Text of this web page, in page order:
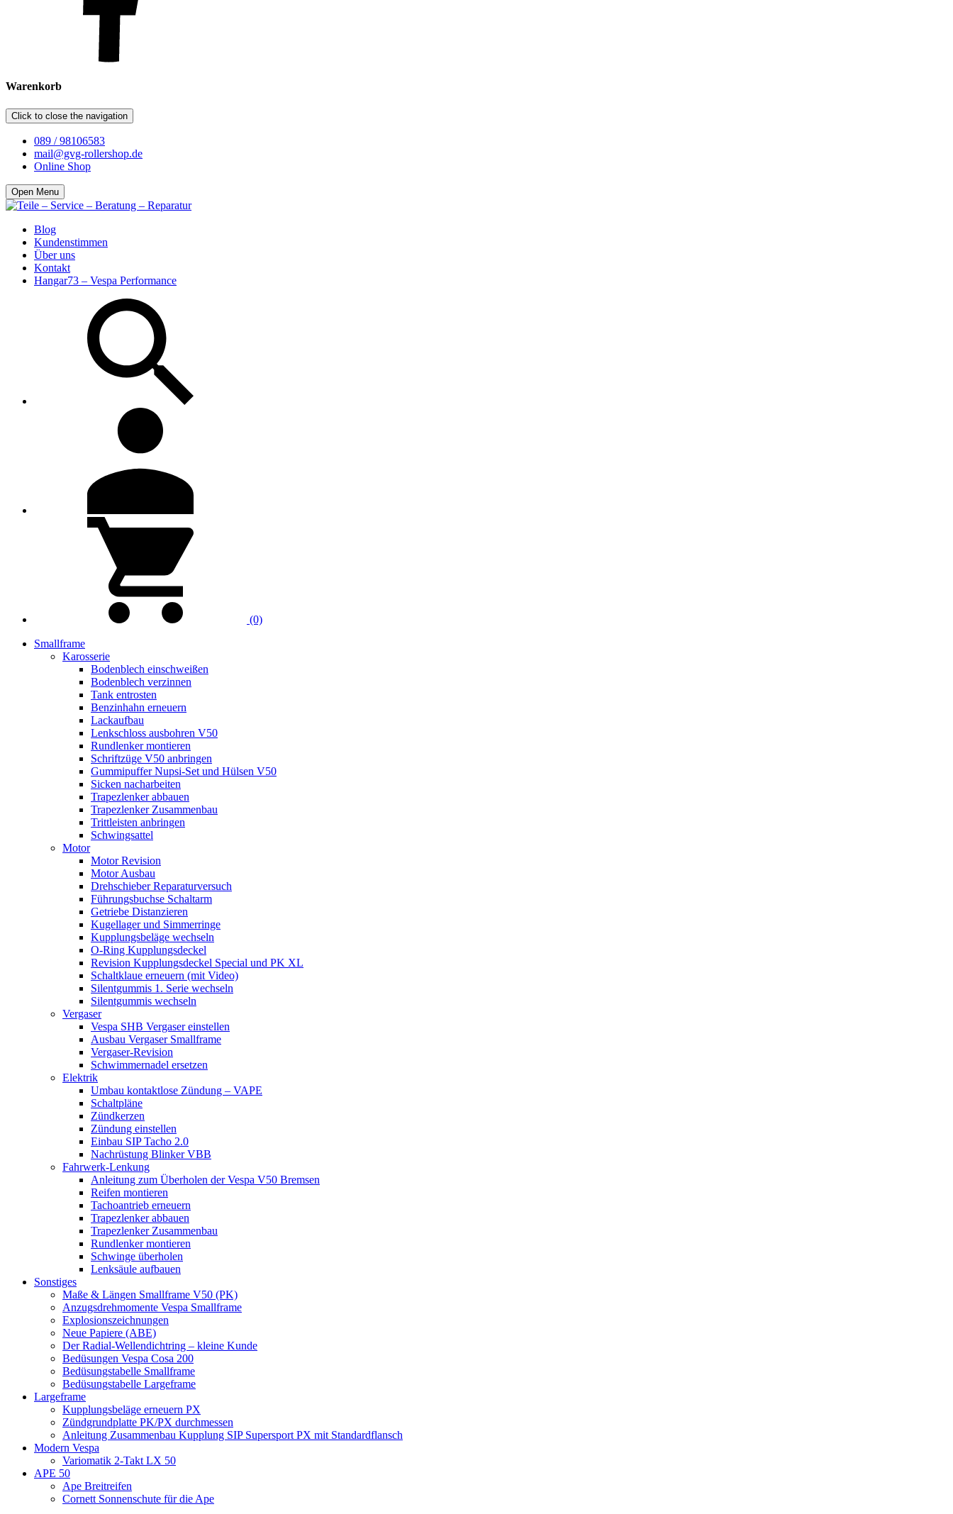
Warenkorb
Click to close the navigation
089 / 98106583
mail@gvg-rollershop.de
Online Shop
Open Menu
Blog
Kundenstimmen
Über uns
Kontakt
Hangar73 – Vespa Performance
(0)
Smallframe
Karosserie
Bodenblech einschweißen
Bodenblech verzinnen
Tank entrosten
Benzinhahn erneuern
Lackaufbau
Lenkschloss ausbohren V50
Rundlenker montieren
Schriftzüge V50 anbringen
Gummipuffer Nupsi-Set und Hülsen V50
Sicken nacharbeiten
Trapezlenker abbauen
Trapezlenker Zusammenbau
Trittleisten anbringen
Schwingsattel
Motor
Motor Revision
Motor Ausbau
Drehschieber Reparaturversuch
Führungsbuchse Schaltarm
Getriebe Distanzieren
Kugellager und Simmerringe
Kupplungsbeläge wechseln
O-Ring Kupplungsdeckel
Revision Kupplungsdeckel Special und PK XL
Schaltklaue erneuern (mit Video)
Silentgummis 1. Serie wechseln
Silentgummis wechseln
Vergaser
Vespa SHB Vergaser einstellen
Ausbau Vergaser Smallframe
Vergaser-Revision
Schwimmernadel ersetzen
Elektrik
Umbau kontaktlose Zündung – VAPE
Schaltpläne
Zündkerzen
Zündung einstellen
Einbau SIP Tacho 2.0
Nachrüstung Blinker VBB
Fahrwerk-Lenkung
Anleitung zum Überholen der Vespa V50 Bremsen
Reifen montieren
Tachoantrieb erneuern
Trapezlenker abbauen
Trapezlenker Zusammenbau
Rundlenker montieren
Schwinge überholen
Lenksäule aufbauen
Sonstiges
Maße & Längen Smallframe V50 (PK)
Anzugsdrehmomente Vespa Smallframe
Explosionszeichnungen
Neue Papiere (ABE)
Der Radial-Wellendichtring – kleine Kunde
Bedüsungen Vespa Cosa 200
Bedüsungstabelle Smallframe
Bedüsungstabelle Largeframe
Largeframe
Kupplungsbeläge erneuern PX
Zündgrundplatte PK/PX durchmessen
Anleitung Zusammenbau Kupplung SIP Supersport PX mit Standardflansch
Modern Vespa
Variomatik 2-Takt LX 50
APE 50
Ape Breitreifen
Cornett Sonnenschute für die Ape